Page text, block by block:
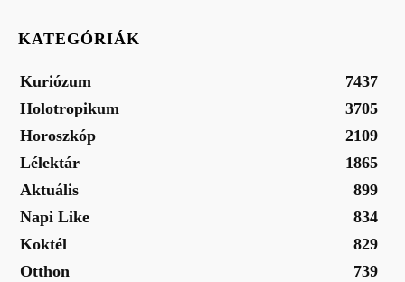
KATEGÓRIÁK
Kuriózum
7437
Holotropikum
3705
Horoszkóp
2109
Lélektár
1865
Aktuális
899
Napi Like
834
Koktél
829
Otthon
739